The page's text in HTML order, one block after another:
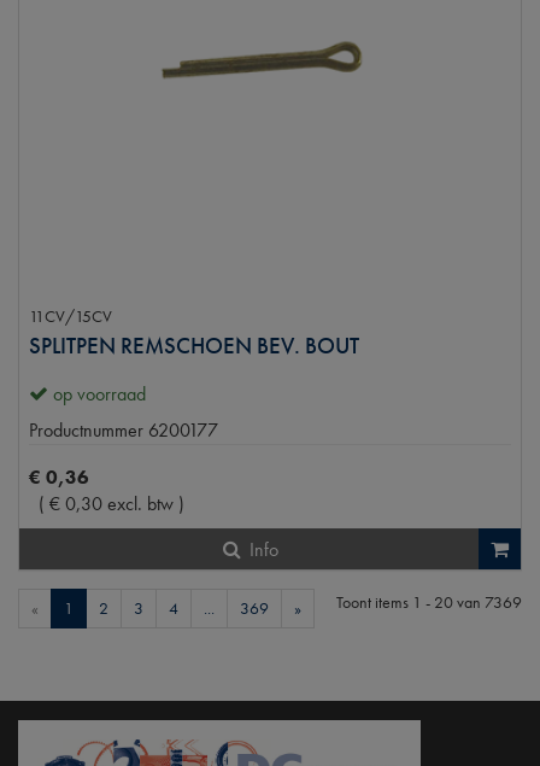
11CV/15CV
SPLITPEN REMSCHOEN BEV. BOUT
op voorraad
Productnummer 6200177
€ 0,36
( €0,30excl. btw )
Info
Toont items 1 - 20van 7369
« 1 2 3 4 ... 369 »